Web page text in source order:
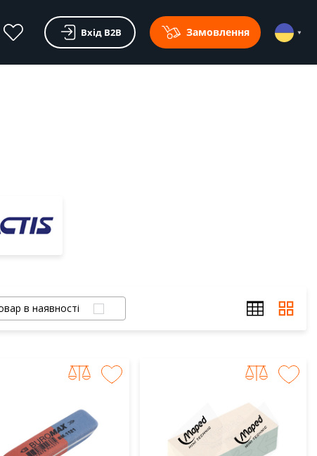
Вхід В2В Замовлення
в наявності